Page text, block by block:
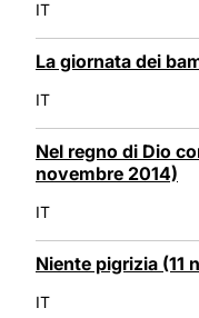
IT
La giornata dei
IT
Nel regno di Dio
novembre 2014)
IT
Niente pigrizia (11
IT